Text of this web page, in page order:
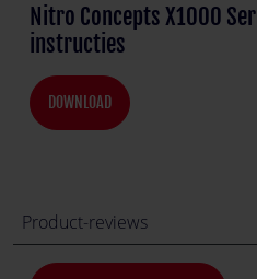
Nitro Concepts X1000
instructies
DOWNLOAD
Product-reviews